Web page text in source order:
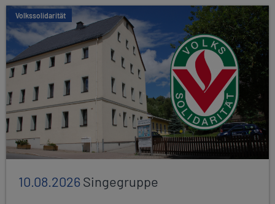
Volkssolidarität
10.08.2026Singegruppe